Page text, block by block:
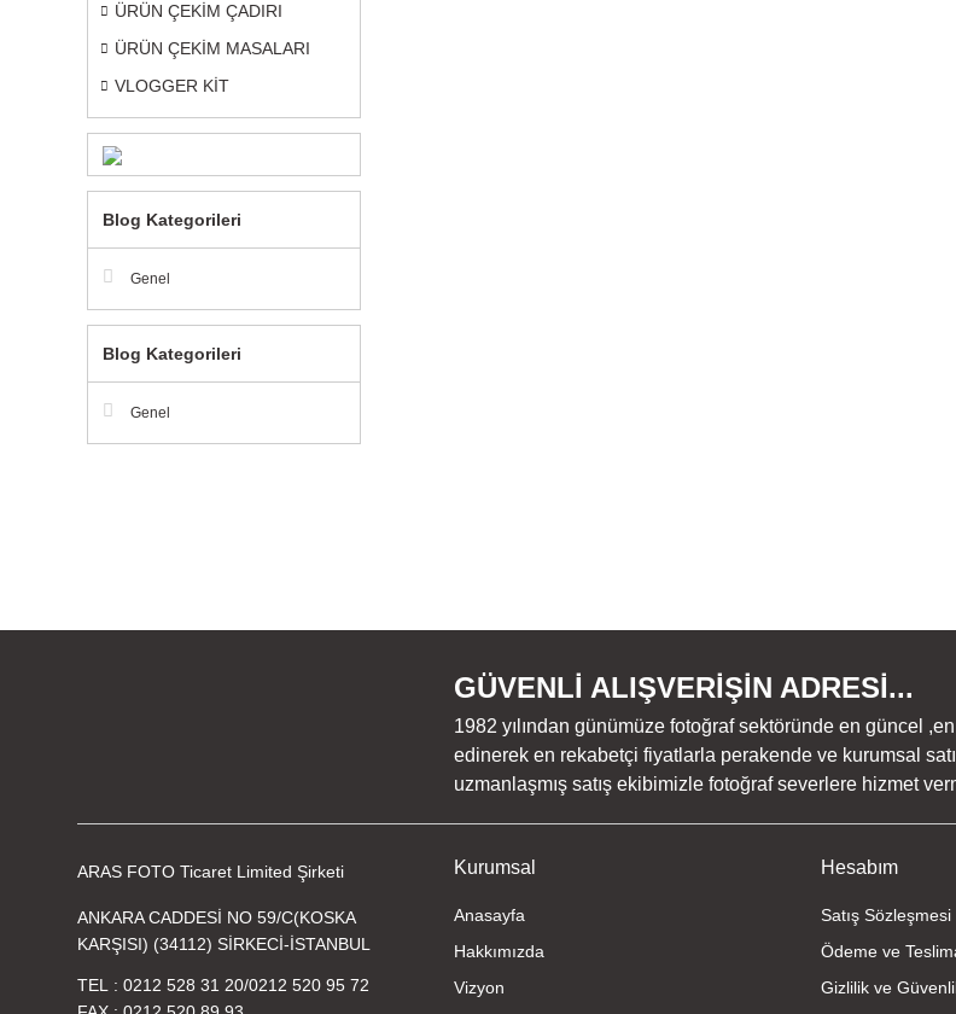
ÜRÜN ÇEKİM ÇADIRI
ÜRÜN ÇEKİM MASALARI
VLOGGER KİT
Blog Kategorileri
Genel
Blog Kategorileri
Genel
GÜVENLİ ALIŞVERİŞİN ADRESİ...
1982 yılından günümüze fotoğraf sektöründe en güncel
edinerek en rekabetçi fiyatlarla perakende ve kurumsal
uzmanlaşmış satış ekibimizle fotoğraf severlere hizmet
ARAS FOTO Ticaret Limited Şirketi
ANKARA CADDESİ NO 59/C(KOSKA
KARŞISI) (34112) SİRKECİ-İSTANBUL
TEL 0212 528 31 20/0212 520 95 72
Kurumsal
Anasayfa
Hakkımızda
Vizyon
Hesabım
Satış Sözleşmesi
Ödeme ve
Gizlilik ve